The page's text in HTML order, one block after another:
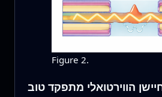
Figure 2.
הווירטואלי מתפקד טוב